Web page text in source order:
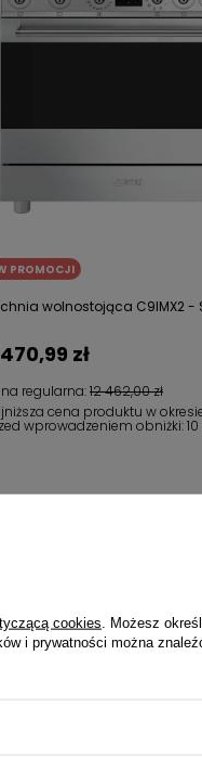
PROMOCJI
wolnostojąca C9IMX2 -
regularna:12 462,00 zł
zł
cena produktu w
wprowadzeniem obniżki:
cookies . Możesz
i prywatności można